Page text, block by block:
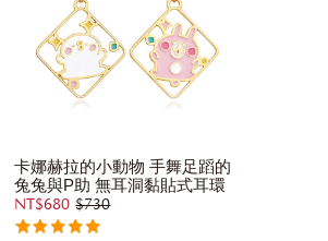
卡娜赫拉的小動物 手舞足蹈的
兔兔與P助 無耳洞黏貼式耳環
NT$680 $730